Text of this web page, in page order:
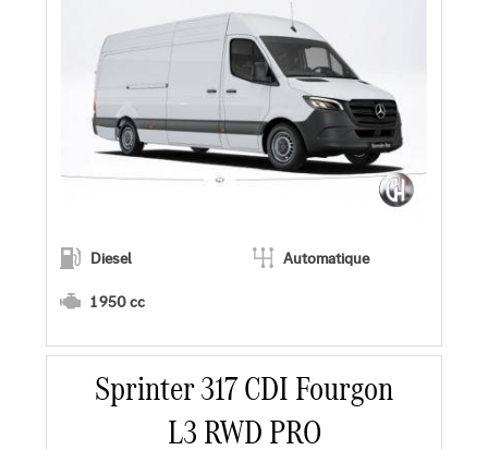
Diesel
Automatique
1 950 cc
En savoir plus
Faire un essai
Sprinter 317 CDI Fourgon
L3 RWD PRO